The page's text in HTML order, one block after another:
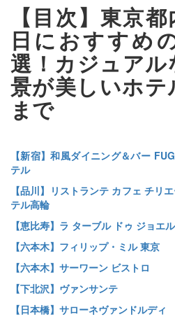
【目次】東京
日におすすめ
選！カジュア
景が美しいホ
まで
【新宿】和風ダイニング＆バー
テル
【品川】リストランテ カフェ チリ
テル高輪
【恵比寿】ラ ターブル ドゥ ジョエ
【六本木】フィリップ・ミル 東京
【六本木】サーワーン ビストロ
【下北沢】ヴァンサンテ
【日本橋】サローネヴァンドルディ